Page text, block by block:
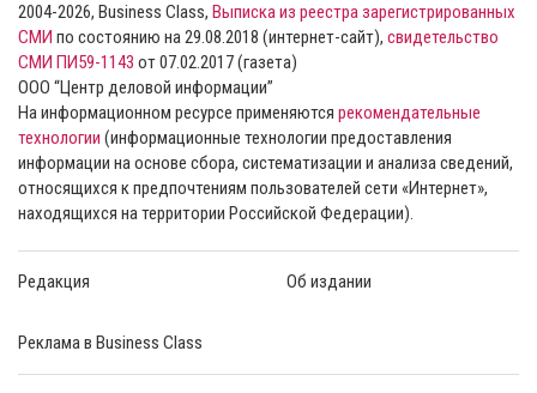
2004-2026, Business Class, Выписка из реестра зарегистрированных
СМИ по состоянию на 29.08.2018 (интернет-сайт), свидетельство
СМИ ПИ59-1143 от 07.02.2017 (газета)
ООО “Центр деловой информации”
На информационном ресурсе применяются рекомендательные
технологии (информационные технологии предоставления
информации на основе сбора, систематизации и анализа сведений,
относящихся к предпочтениям пользователей сети «Интернет»,
находящихся на территории Российской Федерации).
Редакция Об издании
Реклама в Business Class